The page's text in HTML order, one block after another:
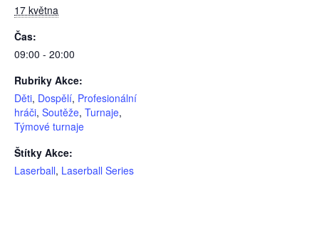
17 května
Čas:
09:00 - 20:00
Rubriky Akce:
Děti, Dospělí, Profesionální
hráči, Soutěže, Turnaje,
Týmové turnaje
Štítky Akce:
Laserball, Laserball Series